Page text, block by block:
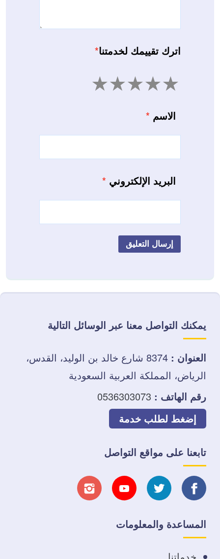
اترك تقييمك لخدمتنا*
4 3 2 1
الاسم *
البريد الإلكتروني *
يمكنك التواصل معنا عبر الوسائل التالية
العنوان :
8374 شارع خالد بن الوليد، القدس،
الرياض، المملكة العربية السعودية
رقم الهاتف : 0536303073
إضغط لطلب خدمة
تابعنا على مواقع التواصل
تابعنا
على
فيسبوك
تابعنا
على
تابعنا تابعنا
المساعدة والمعلومات
خدماتنا